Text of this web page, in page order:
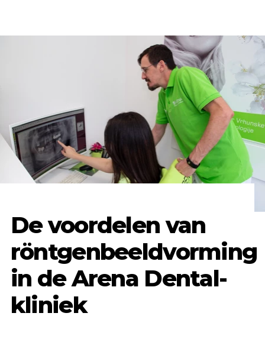
De voordelen van
röntgenbeeldvorming
in de Arena Dental-
kliniek